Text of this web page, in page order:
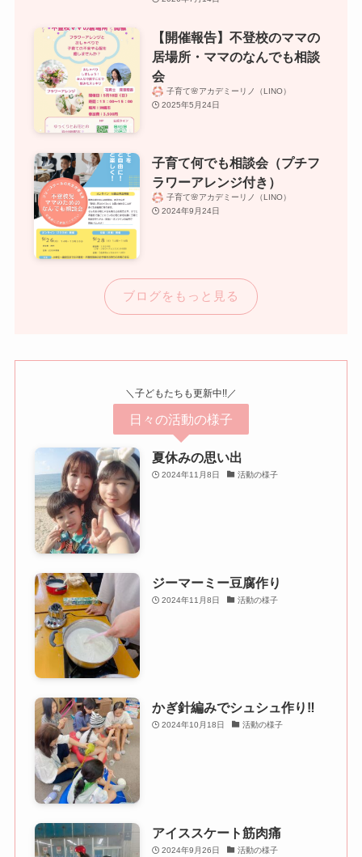
【開催報告】不登校のママの
居場所・ママのなんでも相談
会
子育て🌸アカデミーリノ（LINO）
2025年5月24日
子育て何でも相談会（プチフ
ラワーアレンジ付き）
子育て🌸アカデミーリノ（LINO）
2024年9月24日
ブログをもっと見る
＼子どもたちも更新中!!／
日々の活動の様子
夏休みの思い出
2024年11月8日 活動の様子
ジーマーミー豆腐作り
2024年11月8日 活動の様子
かぎ針編みでシュシュ作り‼
2024年10月18日 活動の様子
アイススケート筋肉痛
2024年9月26日 活動の様子